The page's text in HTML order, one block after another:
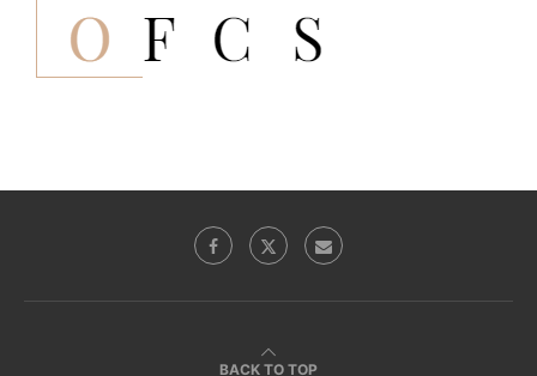
BACK TO TOP